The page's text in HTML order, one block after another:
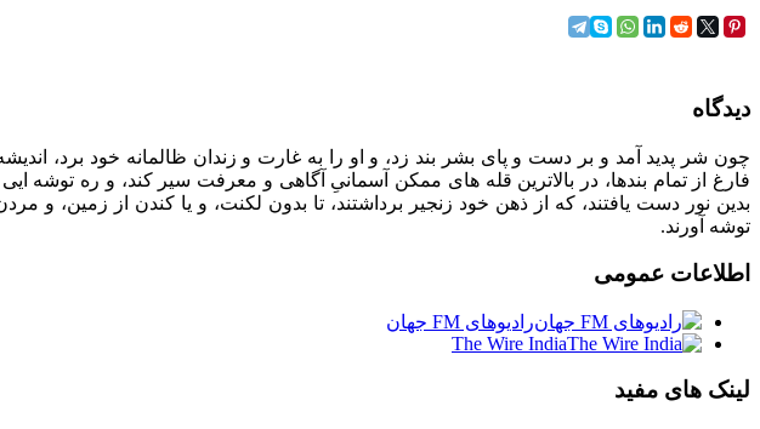
دیدگاه
چون شر پدید آمد و بر دست و پای بشر بند زد، و او را به غارت و زندان ظالمانه خود برد، اندیشه
فارغ از تمام بندها، در بالاترین قله های ممکن آسمانیِ آگاهی و معرفت سیر کند، و ره توشه
بدین نور دست یافتند، که از ذهن خود زنجیر برداشتند، تا بدون لکنت، و یا کندن از زمین، و
توشه آورند.
اطلاعات عمومی
رادیوهای FM جهان
The Wire India
لینک های مفید